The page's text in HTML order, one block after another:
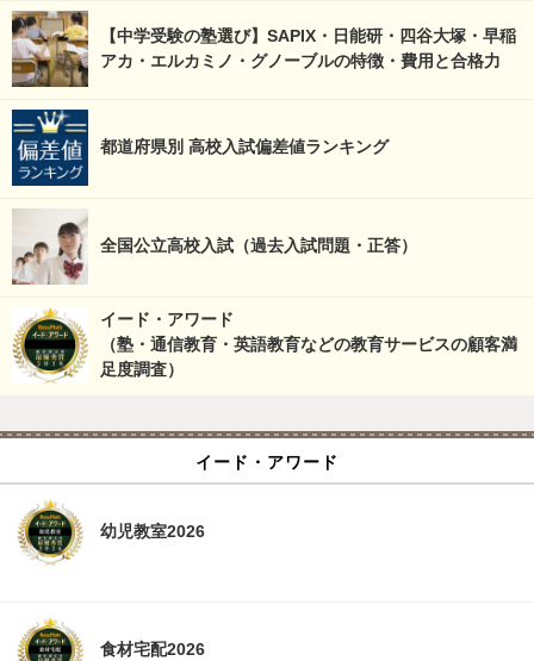
【中学受験の塾選び】SAPIX・日能研・四谷大塚・早稲
アカ・エルカミノ・グノーブルの特徴・費用と合格力
都道府県別 高校入試偏差値ランキング
全国公立高校入試（過去入試問題・正答）
イード・アワード
（塾・通信教育・英語教育などの教育サービスの顧客満
足度調査）
イード・アワード
幼児教室2026
食材宅配2026